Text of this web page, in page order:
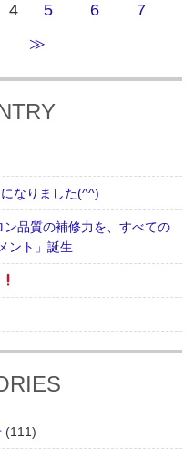
4 5 6
7
≫
なりました(^^)
ン品質の補修力を、すべての
ント」誕生
(111)